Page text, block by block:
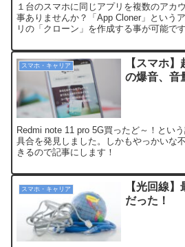
１台のスマホに同じアプリを複数のアカ
事ありませんか？「App Cloner」という
リの「クローン」を作成する事が可能で
スマホ・キャリア
【スマホ
の爆音、音
Redmi note 11 pro 5G買ったど～！とい
具合を発見しました。しかもやっかいな
きるので記事にします！
スマホ・キャリア
【光回線
だった！